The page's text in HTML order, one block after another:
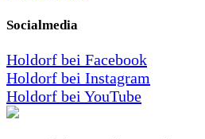
Socialmedia
Holdorf bei Facebook
Holdorf bei Instagram
Holdorf bei YouTube